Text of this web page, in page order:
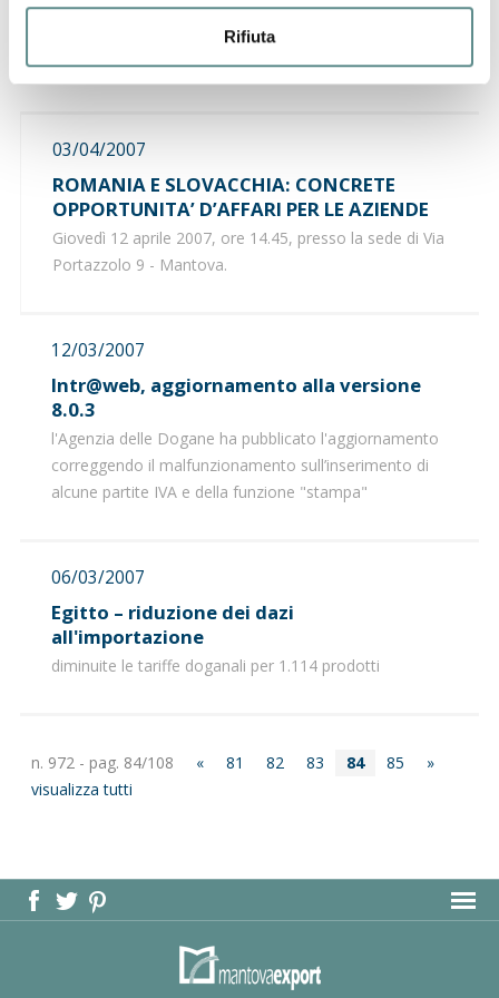
Rifiuta
Ministro dello Sviluppo Economico di concerto con il
Ministro dell’Economia e delle Finanze, recante
“Determinazione dei diritti sui brevetti e sui modelli".
03/04/2007
ROMANIA E SLOVACCHIA: CONCRETE
OPPORTUNITA’ D’AFFARI PER LE AZIENDE
Giovedì 12 aprile 2007, ore 14.45, presso la sede di Via
Portazzolo 9 - Mantova.
12/03/2007
Intr@web, aggiornamento alla versione
8.0.3
l'Agenzia delle Dogane ha pubblicato l'aggiornamento
correggendo il malfunzionamento sull’inserimento di
alcune partite IVA e della funzione "stampa"
06/03/2007
Egitto – riduzione dei dazi
all'importazione
diminuite le tariffe doganali per 1.114 prodotti
n. 972 - pag. 84/108 « 81 82 83 84 85
»
visualizza tutti